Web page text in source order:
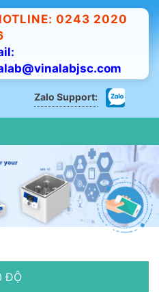
0243 2020
Zalo Support:
ĐỘ